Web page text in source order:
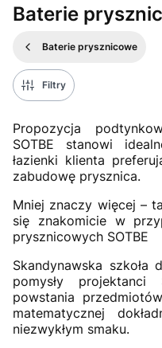
Baterie
Baterie prysznicowe
Filtry
Propozycja
SOTBE stanowi
łazienki klienta
zabudowę prysznica.
Mniej znaczy więcej –
się znakomicie w
prysznicowych SOTBE
Skandynawska
pomysły
powstania
matematycznej
niezwykłym smaku.